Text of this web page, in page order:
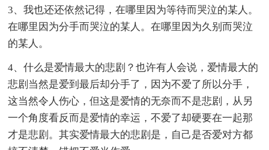
3、我也还还依然记得，在哪里因为等待而哭泣的某人。
在哪里因为分手而哭泣的某人。在哪里因为久别而哭泣
的某人。
4、什么是爱情最大的悲剧？也许有人会说，爱情最大的
悲剧当然是爱到最后却分手了，因为不爱了所以分手，
这当然令人伤心，但这是爱情的无奈而不是悲剧，从另
一个角度看反而是爱情的幸运，不爱了却硬要在一起那
才是悲剧。其实爱情最大的悲剧是，自己是否爱对方都